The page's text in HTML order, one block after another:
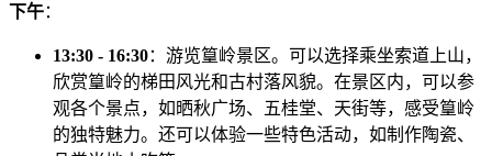
下午：
13:30 - 16:30：游览篁岭景区。可以选择乘坐索道上山，
欣赏篁岭的梯田风光和古村落风貌。在景区内，可以参
观各个景点，如晒秋广场、五桂堂、天街等，感受篁岭
的独特魅力。还可以体验一些特色活动，如制作陶瓷、